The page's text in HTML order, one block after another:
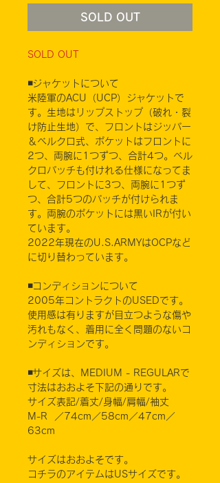
SOLD OUT
SOLD OUT
◾️ジャケットについて
米陸軍のACU（UCP）ジャケットで
す。生地はリップストップ（破れ・裂
け防止生地）で、フロントはジッパー
＆ベルクロ式、ポケットはフロントに
2つ、両腕に1つずつ、合計4つ。ベル
クロパッチも付けれる仕様になってま
して、フロントに3つ、両腕に1つず
つ、合計5つのパッチが付けられま
す。両腕のポケットには黒いIRが付い
ています。
2022年現在のU.S.ARMYはOCPなど
に切り替わっています。
◾️コンディションについて
2005年コントラクトのUSEDです。
使用感は有りますが目立つような傷や
汚れもなく、着用に全く問題のないコ
ンディションです。
◾️サイズは、MEDIUM - REGULARで
寸法はおおよそ下記の通りです。
サイズ表記/着丈/身幅/肩幅/袖丈
M-R ／74cm／58cm／47cm／
63cm
サイズはおおよそです。
コチラのアイテムはUSサイズです。